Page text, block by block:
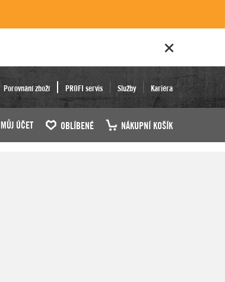
Porovnání zboží PROFI servis Služby Kariéra
MŮJ ÚČET OBLÍBENÉ NÁKUPNÍ KOŠÍK